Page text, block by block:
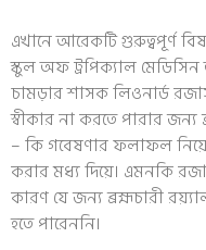
এখানে আরেকটি গুরুত্বপূর্ণ
স্কুল অফ ট্রপিক্যাল মেডিসিন
চামড়ার শাসক লিওনার্ড
স্বীকার না করতে পারার জন্য
– কি গবেষণার ফলাফল
করার মধ্য দিয়ে। এমনকি
কারণ যে জন্য ব্রহ্মচারী
হতে পারেননি।